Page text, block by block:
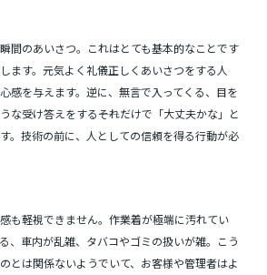
間のあいさつ。これはとても基本的なことです
ます。元気よく礼儀正しくあいさつをする人
感を与えます。逆に、無言で入ってくる、目を
な受け答えをする――それだけで「大丈夫かな」と
。技術の前に、人としての信頼を得る行動が必
も軽視できません。作業着が極端に汚れてい
、車内が乱雑、タバコやゴミの扱いが雑。こう
とは関係ないようでいて、お客様や管理者はよ